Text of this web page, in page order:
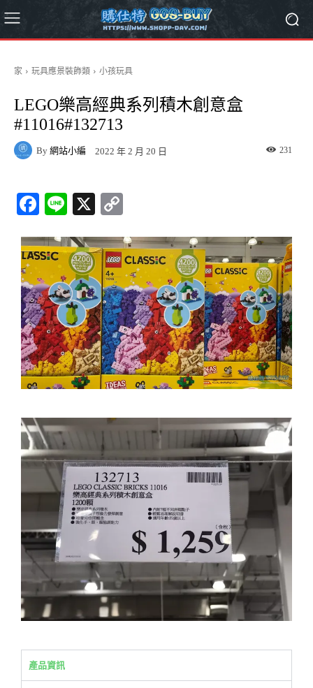
家 玩具應景裝飾類 小孩玩具
LEGO樂高經典系列積木創意盒
#11016#132713
By 網站小編 2022 年 2 月 20 日 231
Fa
bo
ok
Li
X
y
Li
nk
產品資訊